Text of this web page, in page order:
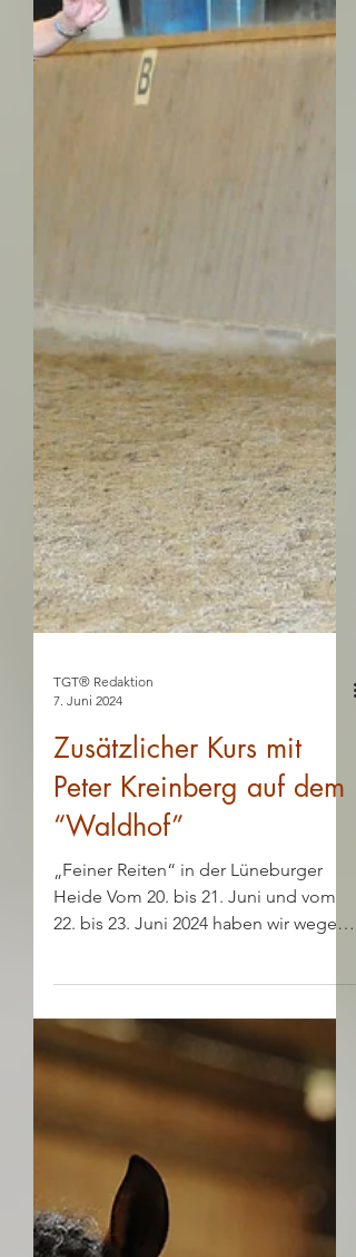
7. Juni 2024
Zusätzlicher Kurs mit
Peter Kreinberg auf dem
“Waldhof”
Heide Vom 20. bis 21. Juni und vom
der großen Nachfrage zwei...